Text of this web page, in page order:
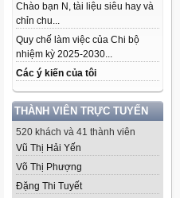
Chào bạn N, tài liệu siêu hay và
chỉn chu...
Quy chế làm việc của Chi bộ
nhiệm kỳ 2025-2030...
Các ý kiến của tôi
THÀNH VIÊN TRỰC TUYẾN
520 khách và 41 thành viên
Vũ Thị Hải Yến
Võ Thị Phượng
Đặng Thi Tuyết